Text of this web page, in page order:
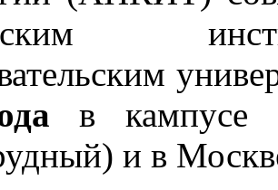
в кампусе
и в